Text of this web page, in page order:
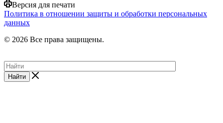
Версия для печати
Политика в отношении защиты и обработки персональных
данных
© 2026 Все права защищены.
Найти